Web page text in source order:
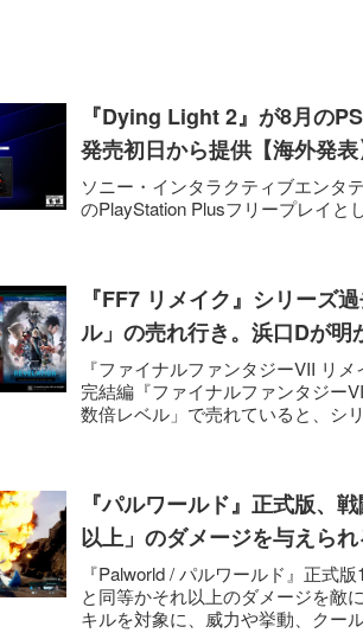
『Dying Light 2』が8月の
発売初日から提供【海外発表
ソニー・インタラクティブエンタ
のPlayStation Plusフリープレイと
『FF7 リメイク』シリーズ
ル」の売れ行き。浜口Dが明
『ファイナルファンタジーVII リ
完結編『ファイナルファンタジー
数倍レベル」で売れていると、シ
『パルワールド』正式版、
以上」のダメージを与えら
『Palworld / パルワールド』正式
と同等かそれ以上のダメージを敵
キルを対象に、威力や挙動、クー